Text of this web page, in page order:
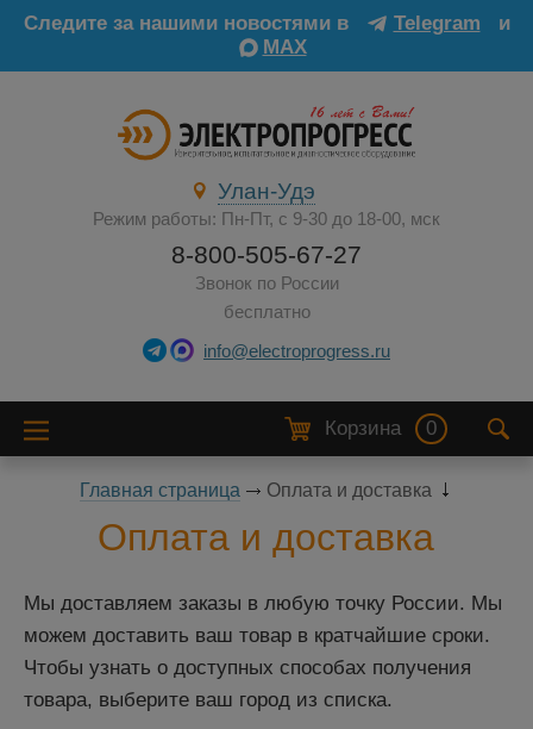
Следите за нашими новостями в Telegram
и
MAX
Улан-Удэ
Режим работы: Пн-Пт, с 9-30 до 18-00, мск
8-800-505-67-27
Звонок по России
бесплатно
info@electroprogress.ru
Корзина 0
Главная страница Оплата и доставка
Оплата и доставка
Мы доставляем заказы в любую точку России. Мы
можем доставить ваш товар в кратчайшие сроки.
Чтобы узнать о доступных способах получения
товара, выберите ваш город из списка.